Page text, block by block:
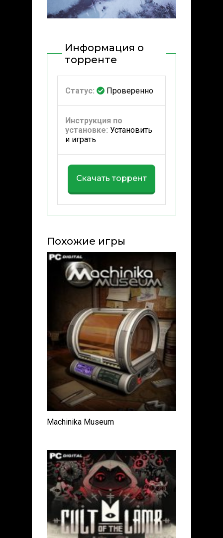
Информация о
торренте
Статус: Проверенно
Инструкция по
установке: Установить
и играть
Скачать торрент
Похожие игры
Machinika Museum